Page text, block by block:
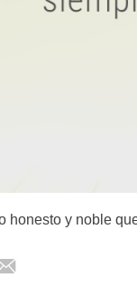
honesto y noble